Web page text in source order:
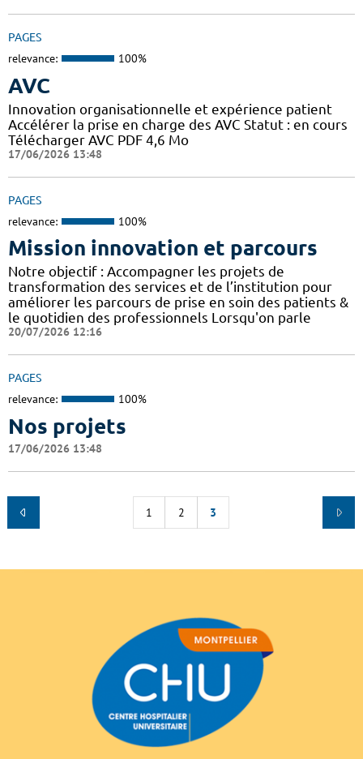
PAGES
relevance: 100%
AVC
Innovation organisationnelle et expérience patient
Accélérer la prise en charge des AVC Statut : en cours
Télécharger AVC PDF 4,6 Mo
17/06/2026 13:48
PAGES
relevance: 100%
Mission innovation et parcours
Notre objectif : Accompagner les projets de
transformation des services et de l’institution pour
améliorer les parcours de prise en soin des patients &
le quotidien des professionnels Lorsqu'on parle
20/07/2026 12:16
PAGES
relevance: 100%
Nos projets
17/06/2026 13:48
1 2 3